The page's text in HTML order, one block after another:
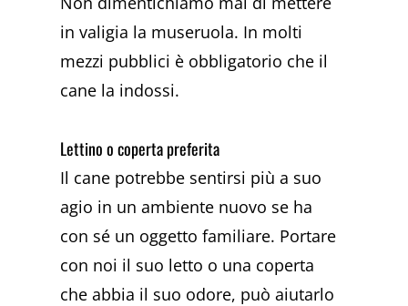
in valigia la museruola. In molti
mezzi pubblici è obbligatorio che il
cane la indossi.
Lettino o coperta preferita
Il cane potrebbe sentirsi più a suo
agio in un ambiente nuovo se ha
con sé un oggetto familiare. Portare
con noi il suo letto o una coperta
che abbia il suo odore, può aiutarlo